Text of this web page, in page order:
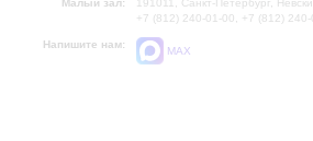
Малый зал:
191011, Санкт-Петербург,
+7 (812) 240-01-00, +7 (812) 240-
Напишите нам:
MAX